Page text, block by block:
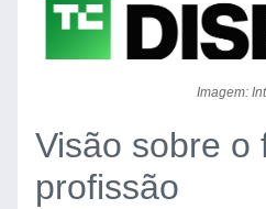
Imagem:
Visão sobre o
profissão